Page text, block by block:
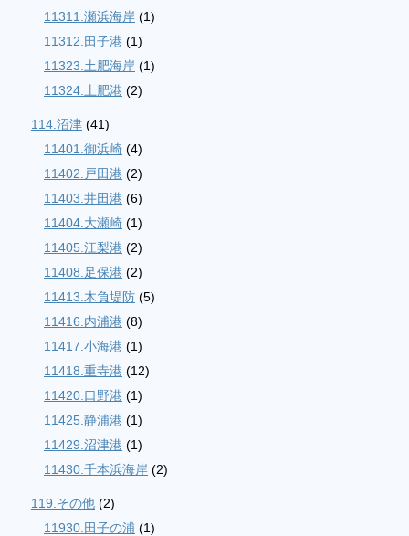
11311.瀬浜海岸 (1)
11312.田子港 (1)
11323.土肥海岸 (1)
11324.土肥港 (2)
114.沼津 (41)
11401.御浜崎 (4)
11402.戸田港 (2)
11403.井田港 (6)
11404.大瀬崎 (1)
11405.江梨港 (2)
11408.足保港 (2)
11413.木負堤防 (5)
11416.内浦港 (8)
11417.小海港 (1)
11418.重寺港 (12)
11420.口野港 (1)
11425.静浦港 (1)
11429.沼津港 (1)
11430.千本浜海岸 (2)
119.その他 (2)
11930.田子の浦 (1)